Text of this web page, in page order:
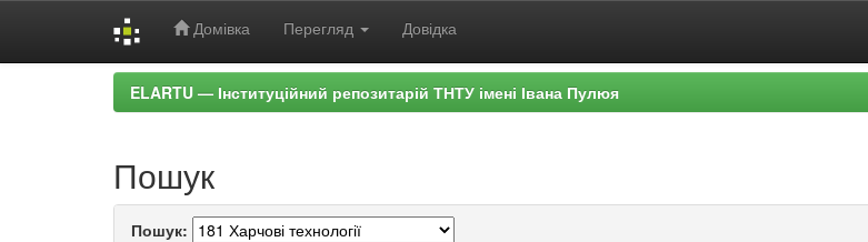
Домівка Перегляд Довідка
ELARTU — Інституційний репозитарій ТНТУ імені Івана Пулюя
Пошук
Пошук: